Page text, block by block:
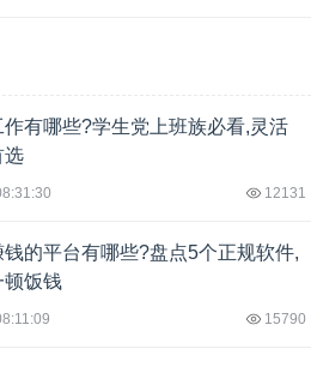
作有哪些?学生党上班族必看,灵活
选
12131
的平台有哪些?盘点5个正规软件,
顿饭钱
15790